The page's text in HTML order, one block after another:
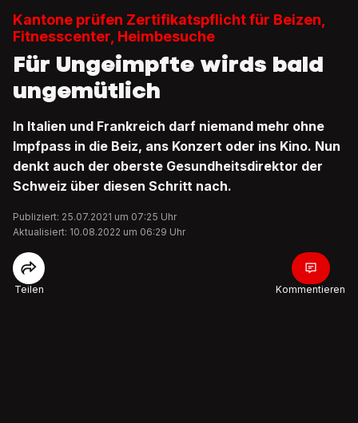
Kantone prüfen Zertifikatspflicht für Beizen,
Fitnesscenter, Heimbesuche
Für Ungeimpfte wirds bald
ungemütlich
In Italien und Frankreich darf niemand mehr ohne
Impfpass in die Beiz, ans Konzert oder ins Kino. Nun
denkt auch der oberste Gesundheitsdirektor der
Schweiz über diesen Schritt nach.
Publiziert: 25.07.2021 um 07:25 Uhr
Aktualisiert: 10.08.2022 um 06:29 Uhr
Teilen Kommentieren